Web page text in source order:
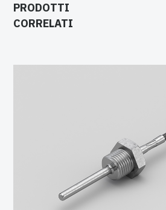
PRODOTTI
CORRELATI